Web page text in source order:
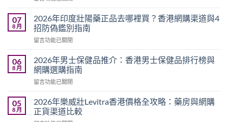
利
吉
藍
P
價
2026：
雙
效
哥
真
07
8 月
2026年印度壯陽藥正品去哪裡買？香港網購渠道與4
招防偽鑑別指南
在
年
印
度
壯
藥
正
品
留言功能已關閉
06
8 月
2026年男士保健品推介：香港男士保健品排行榜與
網購選購指南
在
年
男
士
留言功能已關閉
05
8 月
2026年樂威壯Levitra香港價格全攻略：藥房與網購
正貨渠道比較